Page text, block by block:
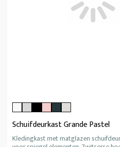
Schuifdeurkast Grande Pastel
Kledingkast met matglazen